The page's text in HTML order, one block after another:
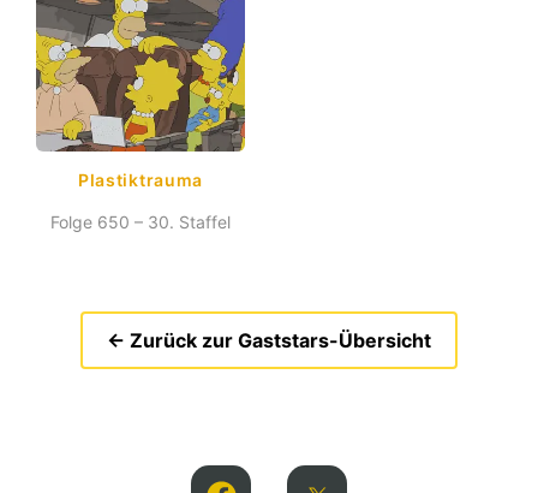
Plastiktrauma
Folge 650 – 30. Staffel
← Zurück zur Gaststars-Übersicht